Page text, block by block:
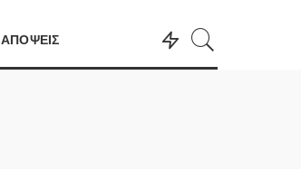
ΑΠΟΨΕΙΣ